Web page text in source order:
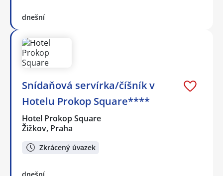
dnešní
Snídaňová servírka/číšník v
Hotelu Prokop Square****
Hotel Prokop Square
Žižkov, Praha
Zkrácený úvazek